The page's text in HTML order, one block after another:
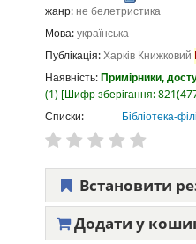
жанр:не белетристика
Мова:українська
Публікація:Харків Книжковий
Наявність:Примірники,
(1) Шифр зберігання:
Списки:
Бібліотека-
Встановити
Додати у